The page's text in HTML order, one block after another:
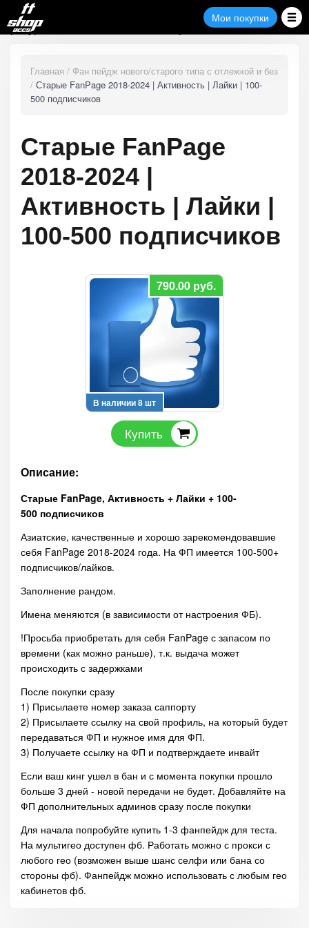
Полезные
ресурсы
Мои
покупки
Мои покупки
Главная
Фан пейдж нового/старого типа с отлежкой и без
Старые FanPage 2018-2024 | Активность | Лайки | 100-
500 подписчиков
Старые FanPage
2018-2024 |
Активность | Лайки |
100-500 подписчиков
790.00 руб.
В наличии 8 шт
Купить
Описание:
Старые FanPage, Активность + Лайки + 100-
500 подписчиков
Азиатские, качественные и хорошо зарекомендовавшие
себя FanPage 2018-2024 года. На ФП имеется 100-500+
подписчиков/лайков.
Заполнение рандом.
Имена меняются (в зависимости от настроения ФБ).
!Просьба приобретать для себя FanPage с запасом по
времени (как можно раньше), т.к. выдача может
происходить с задержками
После покупки сразу
1) Присылаете номер заказа саппорту
2) Присылаете ссылку на свой профиль, на который будет
передаваться ФП и нужное имя для ФП.
3) Получаете ссылку на ФП и подтверждаете инвайт
Если ваш кинг ушел в бан и с момента покупки прошло
больше 3 дней - новой передачи не будет. Добавляйте на
ФП дополнительных админов сразу после покупки
Для начала попробуйте купить 1-3 фанпейдж для теста.
На мультигео доступен фб. Работать можно с прокси с
любого гео (возможен выше шанс селфи или бана со
стороны фб). Фанпейдж можно использовать с любым гео
кабинетов фб.